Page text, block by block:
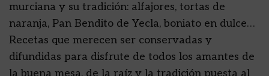
murciana y su tradición: alfajores, tortas de
naranja, Pan Bendito de Yecla, boniato en dulce…
Recetas que merecen ser conservadas y
difundidas para disfrute de todos los amantes de
la buena mesa, de la raíz y la tradición puesta al